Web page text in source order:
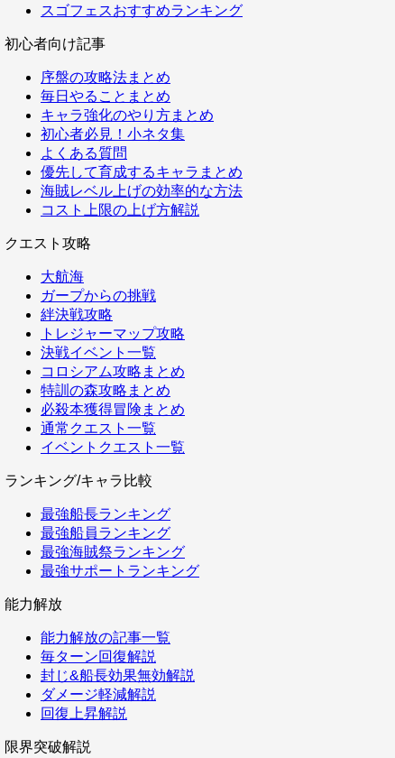
スゴフェスおすすめランキング
初心者向け記事
序盤の攻略法まとめ
毎日やることまとめ
キャラ強化のやり方まとめ
初心者必見！小ネタ集
よくある質問
優先して育成するキャラまとめ
海賊レベル上げの効率的な方法
コスト上限の上げ方解説
クエスト攻略
大航海
ガープからの挑戦
絆決戦攻略
トレジャーマップ攻略
決戦イベント一覧
コロシアム攻略まとめ
特訓の森攻略まとめ
必殺本獲得冒険まとめ
通常クエスト一覧
イベントクエスト一覧
ランキング/キャラ比較
最強船長ランキング
最強船員ランキング
最強海賊祭ランキング
最強サポートランキング
能力解放
能力解放の記事一覧
毎ターン回復解説
封じ&船長効果無効解説
ダメージ軽減解説
回復上昇解説
限界突破解説